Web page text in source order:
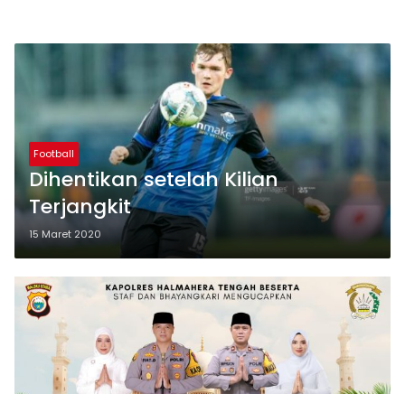
Football
Dihentikan setelah Kilian
Terjangkit
15 Maret 2020